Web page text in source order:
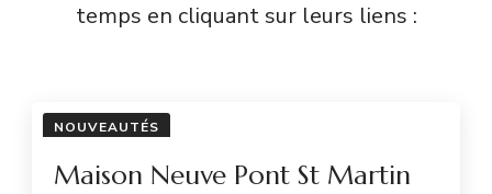
temps en cliquant sur leurs liens :
NOUVEAUTÉS
Maison Neuve Pont St Martin